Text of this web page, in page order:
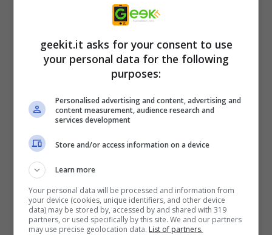
The Dark Pictures Anthology: The Devil in
per PlayStation 5, PlayStation 4, Xbox Series
X|S, Xbox One e Steam.
The Dark Pictures Anthologyè una serie di
giochi horror cinematograficamente intensi,
geekit.it asks for your consent to use
your personal data for the following
purposes:
Personalised advertising and content, advertising and
content measurement, audience research and
services development
Store and/or access information on a device
Learn more
Your personal data will be processed and information from
your device (cookies, unique identifiers, and other device
data) may be stored by, accessed by and shared with 319
partners, or used specifically by this site. We and our partners
may use precise geolocation data. List of partners.